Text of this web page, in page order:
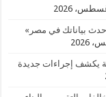
بياناتك في مصر»
يكشف إجراءات جديدة